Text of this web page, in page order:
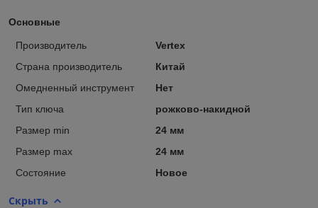
Основные
Производитель
Vertex
Страна производитель
Китай
Омедненный инструмент
Нет
Тип ключа
рожково-накидной
Размер min
24 мм
Размер max
24 мм
Состояние
Новое
Скрыть